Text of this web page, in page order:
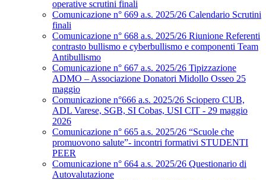
operative scrutini finali
Comunicazione n° 669 a.s. 2025/26 Calendario Scrutini
finali
Comunicazione n° 668 a.s. 2025/26 Riunione Referenti
contrasto bullismo e cyberbullismo e componenti Team
Antibullismo
Comunicazione n° 667 a.s. 2025/26 Tipizzazione
ADMO – Associazione Donatori Midollo Osseo 25
maggio
Comunicazione n°666 a.s. 2025/26 Sciopero CUB,
ADL Varese, SGB, SI Cobas, USI CIT - 29 maggio
2026
Comunicazione n° 665 a.s. 2025/26 “Scuole che
promuovono salute”- incontri formativi STUDENTI
PEER
Comunicazione n° 664 a.s. 2025/26 Questionario di
Autovalutazione